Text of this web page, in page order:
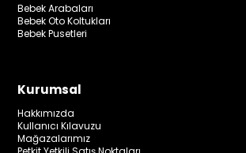
Bebek Arabaları
Bebek Oto Koltukları
Bebek Pusetleri
Kurumsal
Hakkımızda
Kullanıcı Kılavuzu
Mağazalarımız